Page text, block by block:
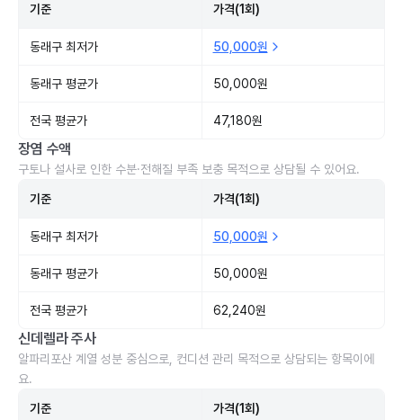
기준 가격(1회)
동래구 최저가 50,000원
동래구 평균가 50,000원
전국 평균가 47,180원
장염 수액
구토나 설사로 인한 수분·전해질 부족 보충 목적으로 상담될 수 있어요.
기준 가격(1회)
동래구 최저가 50,000원
동래구 평균가 50,000원
전국 평균가 62,240원
신데렐라 주사
알파리포산 계열 성분 중심으로, 컨디션 관리 목적으로 상담되는 항목이에
요.
기준 가격(1회)